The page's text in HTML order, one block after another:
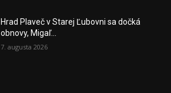
Hrad Plaveč v Starej Ľubovni sa dočká
obnovy, Migaľ...
7. augusta 2026